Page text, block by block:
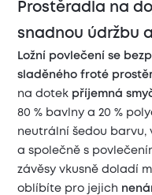
Prostěradla na
snadnou údržbu
Ložní povlečení se
sladěného froté
na dotek příjemná
80 % bavlny a 20 %
neutrální šedou barvu,
a společně s
závěsy vkusně doladí
oblíbíte pro jejich